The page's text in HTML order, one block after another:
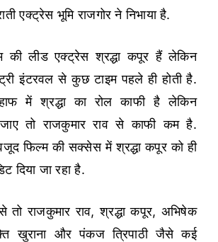
एक्ट्रेस भूमि राजगोर ने निभाया है.
की लीड एक्ट्रेस श्रद्धा कपूर हैं लेकिन
इंटरवल से कुछ टाइम पहले ही होती है.
में श्रद्धा का रोल काफी है लेकिन
तो राजकुमार राव से काफी कम है.
फिल्म की सक्सेस में श्रद्धा कपूर को ही
दिया जा रहा है.
राजकुमार राव, श्रद्धा कपूर, अभिषेक
खुराना और पंकज त्रिपाठी जैसे कई